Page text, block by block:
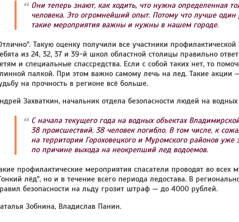
Они теперь знают, как ходить, что нужна определенная
человека. Это огромнейший опыт. Потому что лучше один
такие мероприятия важны и нужны в нашем городе.
Такую оценку получили все участники
из 24, 32, 37 и 39-й школ областной столицы правильно
и специальные спассредства. Если с собой таких нет, то
палкой. При этом важно самому лечь на лед. Такие
на прочность в регионе всё больше.
Захваткин, начальник отдела безопасности людей на
С начала текущего года на водных объектах
38 происшествий. 38 человек погибло. В том числе, к
на территории Гороховецкого и Муромского районов
по причине выхода на неокрепший лед водоемов.
профилактические мероприятия спасатели проводят во всех
лёд", но и в течение всего периода ледостава. В
безопасности на льду грозит штраф — до 4000 рублей.
Зобнина, Владислав Панин.